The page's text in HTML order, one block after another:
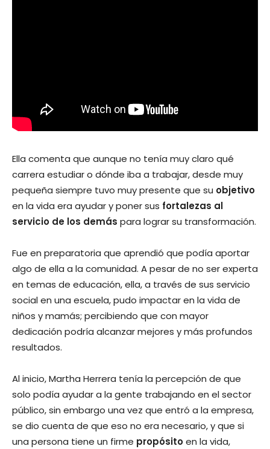
Ella comenta que aunque no tenía muy claro qué
carrera estudiar o dónde iba a trabajar, desde muy
pequeña siempre tuvo muy presente que su objetivo
en la vida era ayudar y poner sus fortalezas al
servicio de los demás para lograr su transformación.
Fue en preparatoria que aprendió que podía aportar
algo de ella a la comunidad. A pesar de no ser experta
en temas de educación, ella, a través de sus servicio
social en una escuela, pudo impactar en la vida de
niños y mamás; percibiendo que con mayor
dedicación podría alcanzar mejores y más profundos
resultados.
Al inicio, Martha Herrera tenía la percepción de que
solo podía ayudar a la gente trabajando en el sector
público, sin embargo una vez que entró a la empresa,
se dio cuenta de que eso no era necesario, y que si
una persona tiene un firme propósitoen la vida,